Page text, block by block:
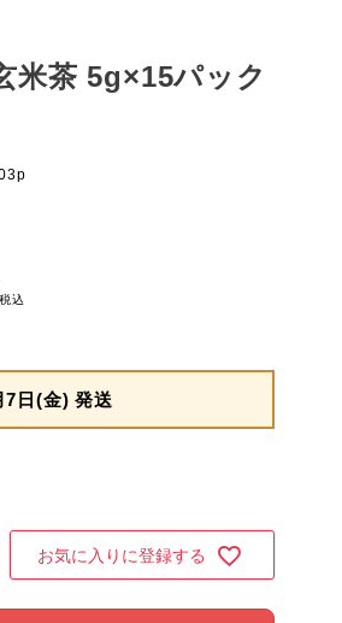
米茶 5g×15パック
税込
7日(金) 発送
お気に入りに登録する